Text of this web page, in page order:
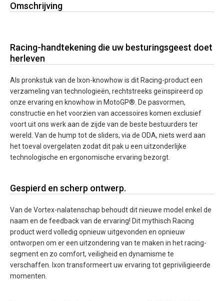
Omschrijving
Racing-handtekening die uw besturingsgeest doet
herleven
Als pronkstuk van de Ixon-knowhow is dit Racing-product een
verzameling van technologieën, rechtstreeks geïnspireerd op
onze ervaring en knowhow in MotoGP®. De pasvormen,
constructie en het voorzien van accessoires komen exclusief
voort uit ons werk aan de zijde van de beste bestuurders ter
wereld. Van de hump tot de sliders, via de ODA, niets werd aan
het toeval overgelaten zodat dit pak u een uitzonderlijke
technologische en ergonomische ervaring bezorgt.
Gespierd en scherp ontwerp.
Van de Vortex-nalatenschap behoudt dit nieuwe model enkel de
naam en de feedback van de ervaring! Dit mythisch Racing
product werd volledig opnieuw uitgevonden en opnieuw
ontworpen om er een uitzondering van te maken in het racing-
segment en zo comfort, veiligheid en dynamisme te
verschaffen. Ixon transformeert uw ervaring tot gepriviligieerde
momenten.